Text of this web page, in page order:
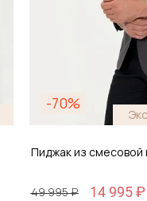
-70%
Пиджак из смесовой
49 995 ₽ 14 995 ₽